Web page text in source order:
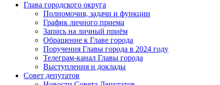
Глава городского округа
Полномочия, задачи и функции
График личного приема
Запись на личный приём
Обращение к Главе города
Поручения Главы города в 2024 году
Телеграм-канал Главы города
Выступления и доклады
Совет депутатов